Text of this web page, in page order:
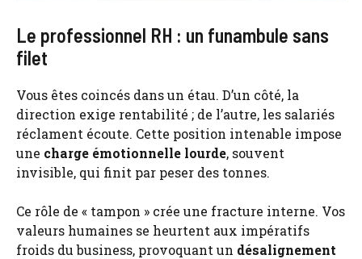
Le professionnel RH : un funambule sans
filet
Vous êtes coincés dans un étau. D’un côté, la
direction exige rentabilité ; de l’autre, les salariés
réclament écoute. Cette position intenable impose
une charge émotionnelle lourde, souvent
invisible, qui finit par peser des tonnes.
Ce rôle de « tampon » crée une fracture interne. Vos
valeurs humaines se heurtent aux impératifs
froids du business, provoquant un désalignement